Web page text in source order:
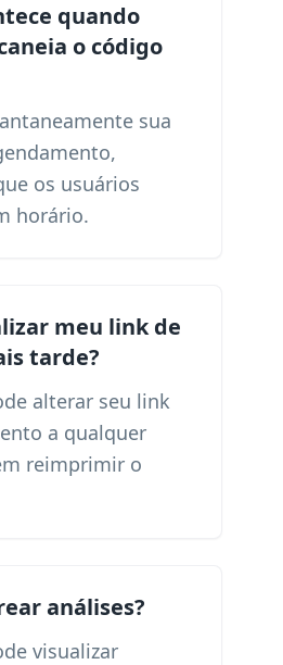
quando
o código
sua
os usuários
horário.
meu link de
tarde?
alterar seu link
a qualquer
reimprimir o
análises?
visualizar